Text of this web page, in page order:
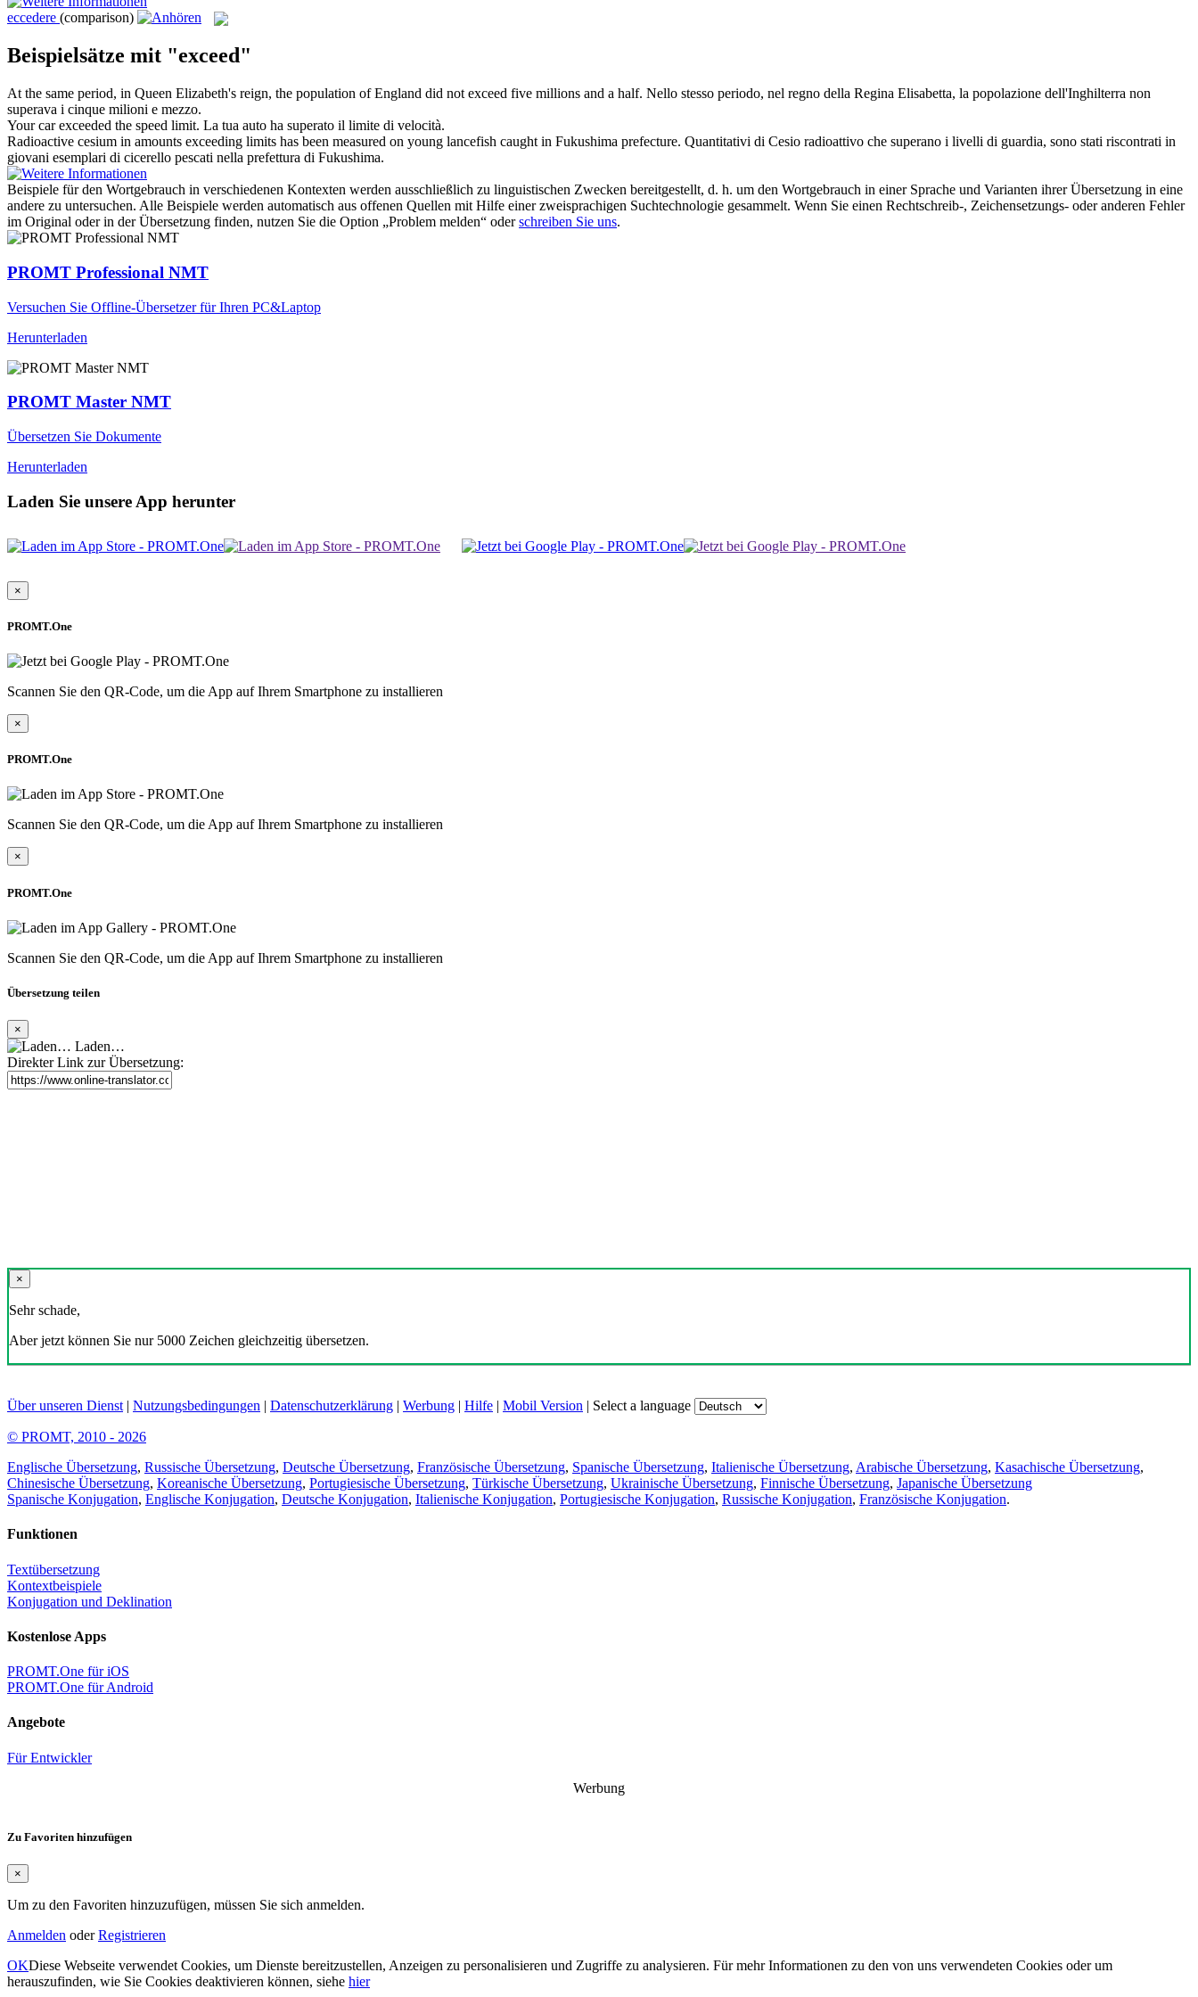
eccedere (comparison)
Beispielsätze mit "exceed"
At the same period, in Queen Elizabeth's reign, the population of England did not exceed five millions and a half. Nello stesso periodo, nel regno della Regina Elisabetta, la popolazione dell'Inghilterra non
superava i cinque milioni e mezzo.
Your carexceeded the speed limit. La tua auto ha superato il limite di velocità.
Radioactive cesium in amounts exceeding limits has been measured on young lancefish caught in Fukushima prefecture. Quantitativi di Cesio radioattivo che superano i livelli di guardia, sono stati riscontrati in
giovani esemplari di cicerello pescati nella prefettura di Fukushima.
Beispiele für den Wortgebrauch in verschiedenen Kontexten werden ausschließlich zu linguistischen Zwecken bereitgestellt, d. h. um den Wortgebrauch in einer Sprache und Varianten ihrer Übersetzung in eine
andere zu untersuchen. Alle Beispiele werden automatisch aus offenen Quellen mit Hilfe einer zweisprachigen Suchtechnologie gesammelt. Wenn Sie einen Rechtschreib-, Zeichensetzungs- oder anderen Fehler
im Original oder in der Übersetzung finden, nutzen Sie die Option „Problem melden“ oderschreiben Sie uns.
PROMT Professional NMT
Versuchen Sie Offline-Übersetzer für Ihren PC&Laptop
Herunterladen
PROMT Master NMT
Übersetzen Sie Dokumente
Herunterladen
Laden Sie unsere App herunter
×
PROMT.One
Scannen Sie den QR-Code, um die App auf Ihrem Smartphone zu installieren
×
PROMT.One
Scannen Sie den QR-Code, um die App auf Ihrem Smartphone zu installieren
×
PROMT.One
Scannen Sie den QR-Code, um die App auf Ihrem Smartphone zu installieren
Übersetzung teilen
×
Laden…
Direkter Link zur Übersetzung:
×
Sehr schade,
Aber jetzt können Sie nur 5000 Zeichen gleichzeitig übersetzen.
Über unseren Dienst | Nutzungsbedingungen | Datenschutzerklärung | Werbung | Hilfe | Mobil Version | Select a language
© PROMT, 2010 - 2026
Englische Übersetzung, Russische Übersetzung, Deutsche Übersetzung, Französische Übersetzung, Spanische Übersetzung, Italienische Übersetzung, Arabische Übersetzung, Kasachische Übersetzung,
Chinesische Übersetzung, Koreanische Übersetzung, Portugiesische Übersetzung, Türkische Übersetzung, Ukrainische Übersetzung, Finnische Übersetzung, Japanische Übersetzung
Spanische Konjugation, Englische Konjugation, Deutsche Konjugation, Italienische Konjugation, Portugiesische Konjugation, Russische Konjugation, Französische Konjugation.
Funktionen
Textübersetzung
Kontextbeispiele
Konjugation und Deklination
Kostenlose Apps
PROMT.One für iOS
PROMT.One für Android
Angebote
Für Entwickler
Werbung
Zu Favoriten hinzufügen
×
Um zu den Favoriten hinzuzufügen, müssen Sie sich anmelden.
Anmelden oderRegistrieren
OKDiese Webseite verwendet Cookies, um Dienste bereitzustellen, Anzeigen zu personalisieren und Zugriffe zu analysieren. Für mehr Informationen zu den von uns verwendeten Cookies oder um
herauszufinden, wie Sie Cookies deaktivieren können, siehe hier